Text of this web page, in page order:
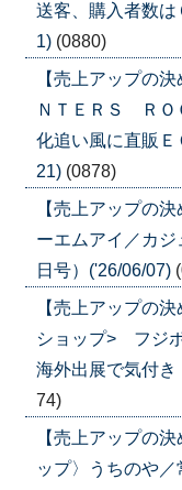
送客、購入者数
1) (0880)
【売上アップの
ＮＴＥＲＳ ＲＯ
化追い風に直販
21) (0878)
【売上アップの
ーエムアイ／カ
日号）('26/06/07)
【売上アップの
ショップ> フジ
海外出展で気付
74)
【売上アップの
ップ〉うちのや